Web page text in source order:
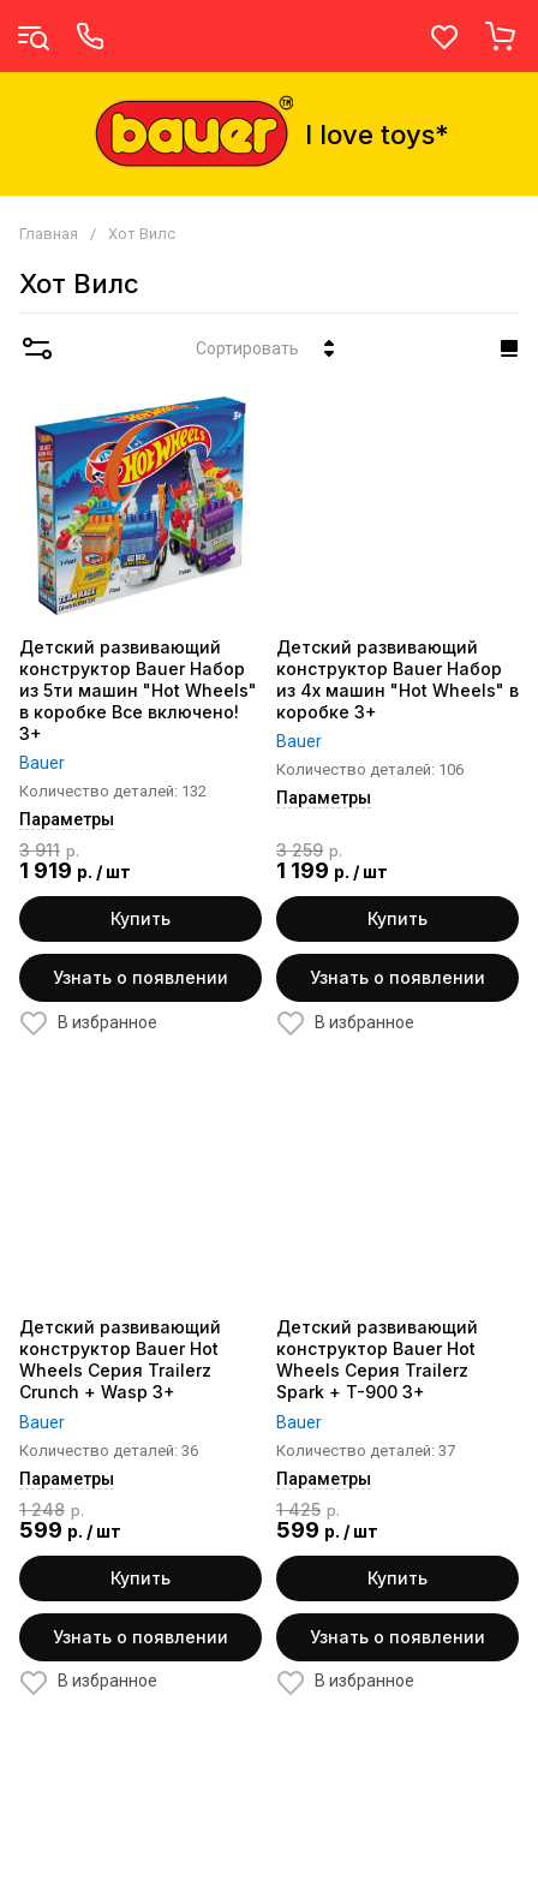
I love toys*
Главная / Хот Вилс
Хот Вилс
Сортировать
Детский развивающий
конструктор Bauer Набор
из 5ти машин "Hot Wheels"
в коробке Все включено!
3+
Bauer
Количество деталей: 132
Параметры
3 911 р.
1 919 р. / шт
Купить
Узнать о появлении
В избранное
Детский развивающий
конструктор Bauer Набор
из 4х машин "Hot Wheels" в
коробке 3+
Bauer
Количество деталей: 106
Параметры
3 259 р.
1 199 р. / шт
Купить
Узнать о появлении
В избранное
Детский развивающий
конструктор Bauer Hot
Wheels Серия Trailerz
Crunch + Wasp 3+
Bauer
Количество деталей: 36
Параметры
1 248 р.
599 р. / шт
Купить
Узнать о появлении
В избранное
Детский развивающий
конструктор Bauer Hot
Wheels Серия Trailerz
Spark + T-900 3+
Bauer
Количество деталей: 37
Параметры
1 425 р.
599 р. / шт
Купить
Узнать о появлении
В избранное